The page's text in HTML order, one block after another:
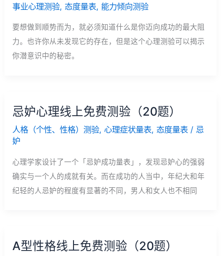
事业心理测验, 态度量表, 能力倾向测验
要想做到顺势而为，就必须知道什么是你迈向成功的最大阻
力。也许你从未发现它的存在，但是这个心理测验可以揭示
你潜意识中的秘密。
忌妒心理线上免费测验（20题）
人格（个性、性格）测验,心理症状量表, 态度量表 / 忌
妒
心理学家设计了一个「忌妒成功量表」，发现忌妒心的强弱
确实与一个人的成就有关。而在成功的人当中，年纪大和年
纪轻的人忌妒的程度有显著的不同，男人和女人也不相同
A型性格线上免费测验（20题）